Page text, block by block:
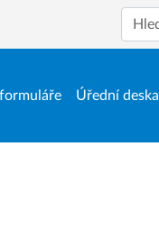
Úřední deska
Hledat